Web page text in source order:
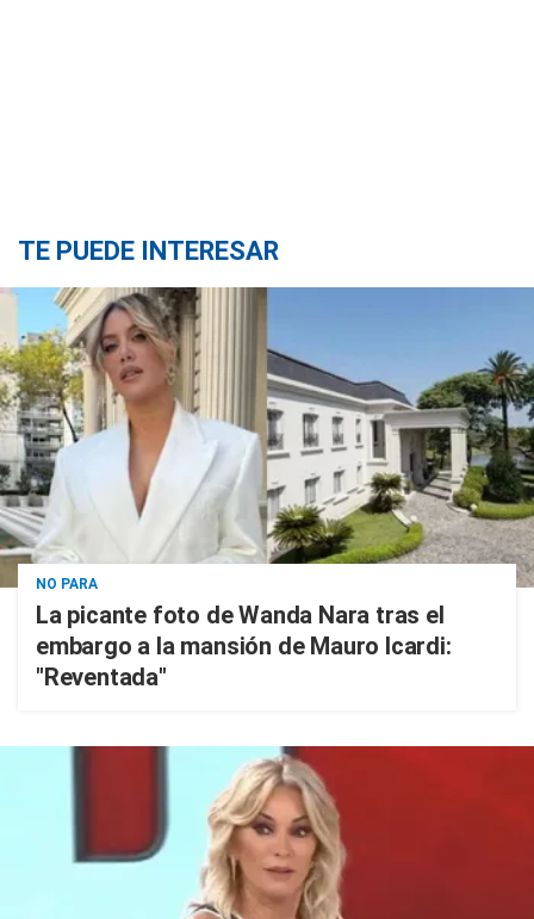
TE PUEDE INTERESAR
NO PARA
La picante foto de Wanda Nara tras el
embargo a la mansión de Mauro Icardi:
"Reventada"